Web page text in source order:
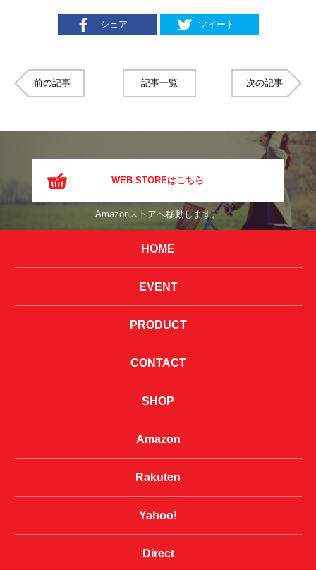
シェア ツイート
前の記事 記事一覧 次の記事
WEB STOREはこちら
Amazonストアへ移動します。
HOME
EVENT
PRODUCT
CONTACT
SHOP
Amazon
Rakuten
Yahoo!
Direct